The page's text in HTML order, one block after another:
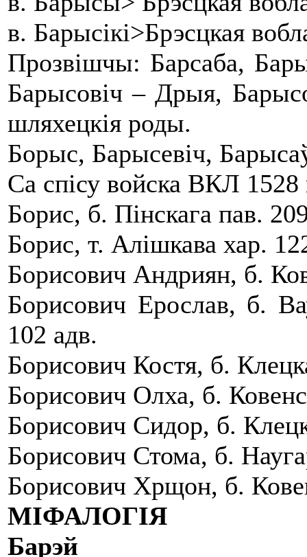
в. Барысікі>Брэсцкая
Прозвішчы: Барсаба,
Барысовіч – Дрыя,
шляхецкія роды.
Борыс, Барысевіч,
Са спісу войска ВКЛ 1528
Борис, б. Пiнскага пав.
Борис, т. Алiшкава хар.
Борисович Андриян, б.
Борисович Ерослав, б.
102 адв.
Борисович Костя, б.
Борисович Олха, б.
Борисович Сидор, б.
Борисович Стома, б.
Борисович Хрщон, б.
МІФАЛОГІЯ
Барэй